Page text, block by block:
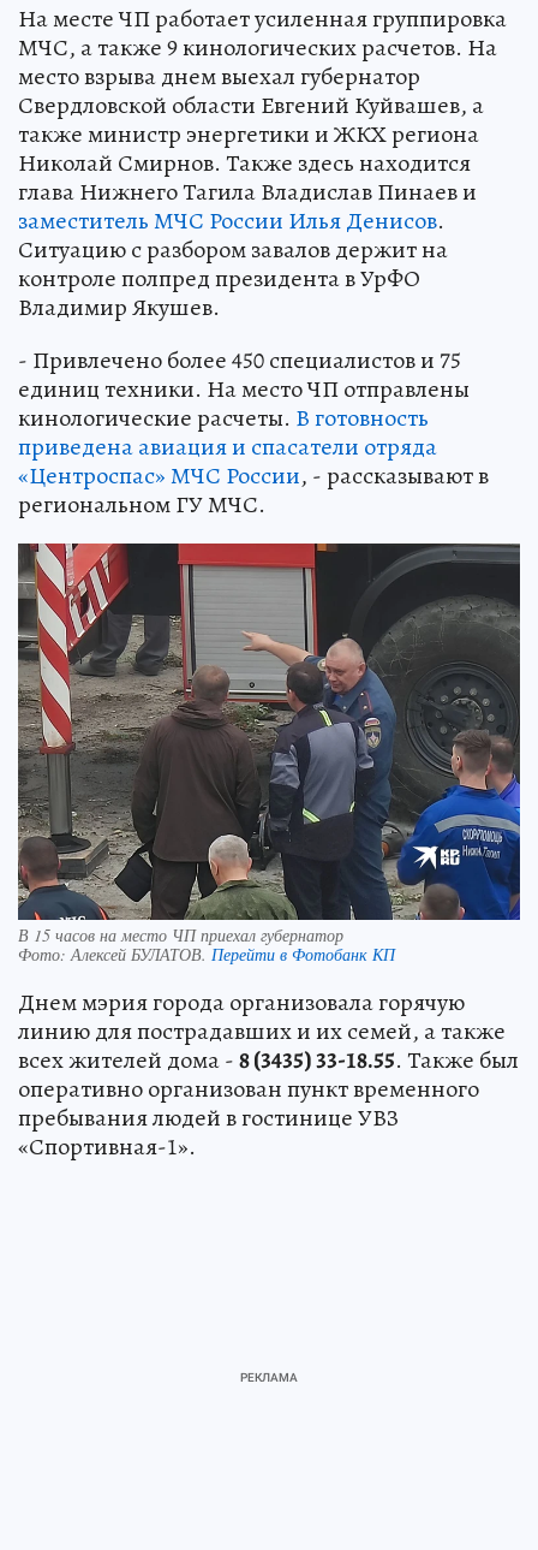
На месте ЧП работает усиленная группировка
МЧС, а также 9 кинологических расчетов. На
место взрыва днем выехал губернатор
Свердловской области Евгений Куйвашев, а
также министр энергетики и ЖКХ региона
Николай Смирнов. Также здесь находится
глава Нижнего Тагила Владислав Пинаев и
заместитель МЧС России Илья Денисов.
Ситуацию с разбором завалов держит на
контроле полпред президента в УрФО
Владимир Якушев.
- Привлечено более 450 специалистов и 75
единиц техники. На место ЧП отправлены
кинологические расчеты. В готовность
приведена авиация и спасатели отряда
«Центроспас» МЧС России, - рассказывают в
региональном ГУ МЧС.
В 15 часов на место ЧП приехал губернатор
Фото:Алексей БУЛАТОВ. Перейти в Фотобанк КП
Днем мэрия города организовала горячую
линию для пострадавших и их семей, а также
всех жителей дома -8 (3435) 33-18.55. Также был
оперативно организован пункт временного
пребывания людей в гостинице УВЗ
«Спортивная-1».